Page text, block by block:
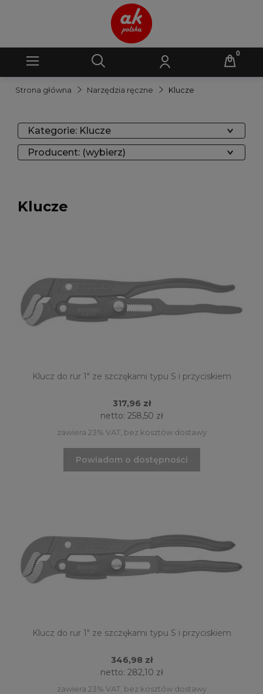
Strona główna Narzędzia ręczne Klucze
Kategorie: Klucze
Producent: (wybierz)
Klucze
Klucz do rur 1" ze szczękami typu S i przyciskiem
317,96 zł
netto: 258,50 zł
zawiera 23% VAT, bez kosztów dostawy
Powiadom o dostępności
Klucz do rur 1" ze szczękami typu S i przyciskiem
346,98 zł
netto: 282,10 zł
zawiera 23% VAT, bez kosztów dostawy